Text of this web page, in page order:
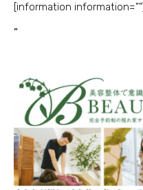
[information information=””]
”